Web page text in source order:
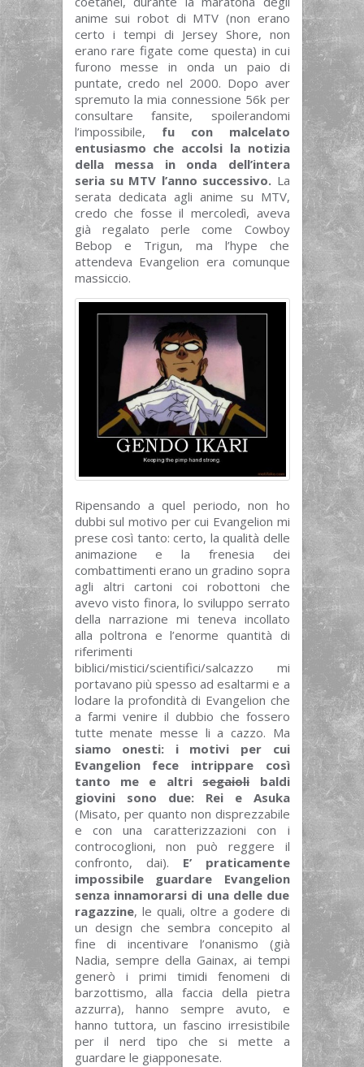
anime sui robot di MTV (non erano
certo i tempi di Jersey Shore, non
erano rare figate come questa) in cui
furono messe in onda un paio di
puntate, credo nel 2000. Dopo aver
spremuto la mia connessione 56k per
consultare fansite, spoilerandomi
l’impossibile, fu con malcelato
entusiasmo che accolsi la notizia
della messa in onda dell’intera
seria su MTV l’anno successivo. La
serata dedicata agli anime su MTV,
credo che fosse il mercoledì, aveva
già regalato perle come Cowboy
Bebop e Trigun, ma l’hype che
attendeva Evangelion era comunque
massiccio.
Ripensando a quel periodo, non ho
dubbi sul motivo per cui Evangelion mi
prese così tanto: certo, la qualità delle
animazione e la frenesia dei
combattimenti erano un gradino sopra
agli altri cartoni coi robottoni che
avevo visto finora, lo sviluppo serrato
della narrazione mi teneva incollato
alla poltrona e l’enorme quantità di
riferimenti
biblici/mistici/scientifici/salcazzo mi
portavano più spesso ad esaltarmi e a
lodare la profondità di Evangelion che
a farmi venire il dubbio che fossero
tutte menate messe li a cazzo. Ma
siamo onesti: i motivi per cui
Evangelion fece intrippare così
tanto me e altrisegaioli baldi
giovini sono due: Rei e Asuka
(Misato, per quanto non disprezzabile
e con una caratterizzazioni con i
controcoglioni, non può reggere il
confronto, dai). E’ praticamente
impossibile guardare Evangelion
senza innamorarsi di una delle due
ragazzine, le quali, oltre a godere di
un design che sembra concepito al
fine di incentivare l’onanismo (già
Nadia, sempre della Gainax, ai tempi
generò i primi timidi fenomeni di
barzottismo, alla faccia della pietra
azzurra), hanno sempre avuto, e
hanno tuttora, un fascino irresistibile
per il nerd tipo che si mette a
guardare le giapponesate.